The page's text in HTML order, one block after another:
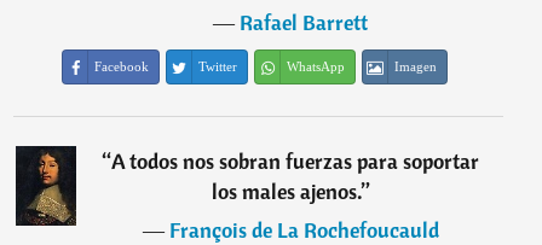
―Rafael Barrett
Facebook Twitter WhatsApp Imagen
“A todos nos sobran fuerzas para soportar
los males ajenos.”
―François de La Rochefoucauld